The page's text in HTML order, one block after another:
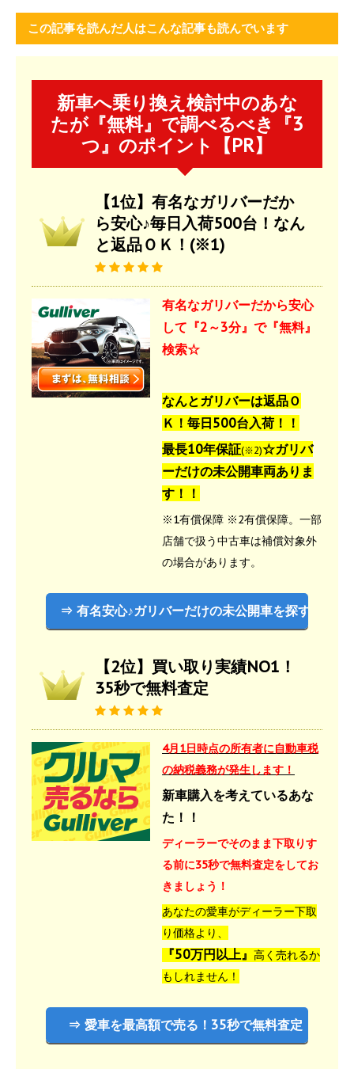
この記事を読んだ人はこんな記事も読んでいます
新車へ乗り換え検討中のあな
たが『無料』で調べるべき『3
つ』のポイント【PR】
【1位】有名なガリバーだか
ら安心♪毎日入荷500台！なん
と返品ＯＫ！(※1)
有名なガリバーだから安心
して『2～3分』で『無料』
検索☆
なんとガリバーは返品Ｏ
Ｋ！毎日500台入荷！！
最長10年保証(※2)☆ガリバ
ーだけの未公開車両ありま
す！！
※1有償保障 ※2有償保障。一部
店舗で扱う中古車は補償対象外
の場合があります。
⇒ 有名安心♪ガリバーだけの未公開車を探す
【2位】買い取り実績NO1！
35秒で無料査定
4月1日時点の所有者に自動車税
の納税義務が発生します！
新車購入を考えているあな
た！！
ディーラーでそのまま下取りす
る前に35秒で無料査定をしてお
きましょう！
あなたの愛車がディーラー下取
り価格より、
『50万円以上』 高く売れるか
もしれません！
⇒ 愛車を最高額で売る！35秒で無料査定